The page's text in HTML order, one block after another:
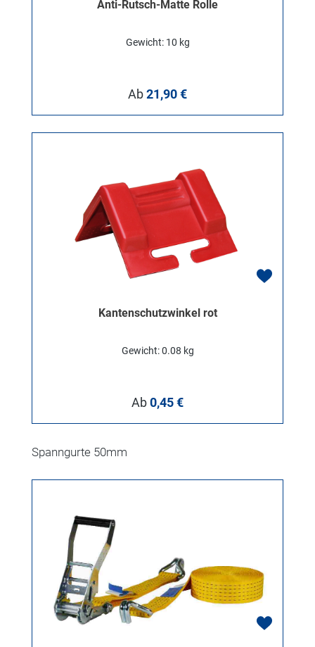
Anti-Rutsch-Matte Rolle
Gewicht: 10 kg
Regulärer Preis:
Ab21,90 €
Kantenschutzwinkel rot
Gewicht: 0.08 kg
Regulärer Preis:
Ab0,45 €
Produktgalerie überspringen
Spanngurte 50mm